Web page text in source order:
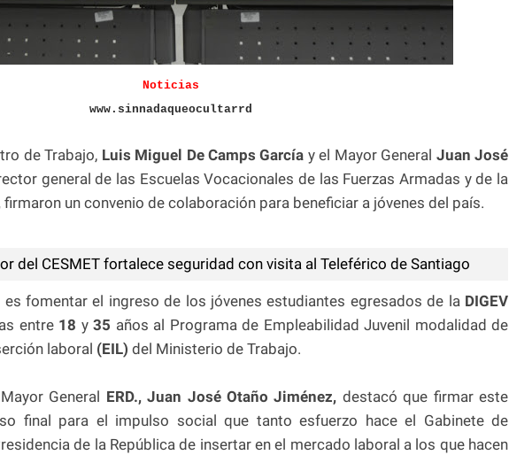
Noticias
www.sinnadaqueocultarrd
de Trabajo, Luis Miguel De Camps García y el Mayor General Juan José
general de las Escuelas Vocacionales de las Fuerzas Armadas y de la
firmaron un convenio de colaboración para beneficiar a jóvenes del país.
del CESMET fortalece seguridad con visita al Teleférico de Santiago
es fomentar el ingreso de los jóvenes estudiantes egresados de la DIGEV
entre 18 y35 años al Programa de Empleabilidad Juvenil modalidad de
laboral (EIL) del Ministerio de Trabajo.
General ERD., Juan José Otaño Jiménez, destacó que firmar este
final para el impulso social que tanto esfuerzo hace el Gabinete de
de la República de insertar en el mercado laboral a los que hacen